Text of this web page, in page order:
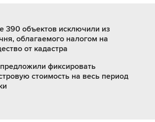
390 объектов исключили из
облагаемого налогом на
от кадастра
фиксировать
стоимость на весь период